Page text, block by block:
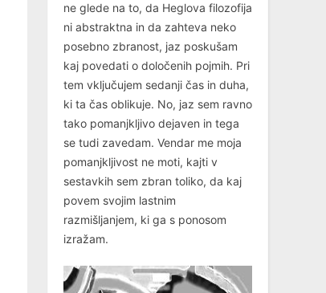
ne glede na to, da Heglova filozofija
ni abstraktna in da zahteva neko
posebno zbranost, jaz poskušam
kaj povedati o določenih pojmih. Pri
tem vključujem sedanji čas in duha,
ki ta čas oblikuje. No, jaz sem ravno
tako pomanjkljivo dejaven in tega
se tudi zavedam. Vendar me moja
pomanjkljivost ne moti, kajti v
sestavkih sem zbran toliko, da kaj
povem svojim lastnim
razmišljanjem, ki ga s ponosom
izražam.